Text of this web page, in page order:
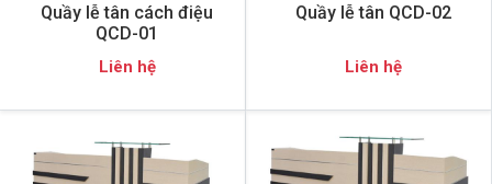
Quầy lễ tân cách điệu
QCD-01
Liên hệ
Quầy lễ tân QCD-02
Liên hệ